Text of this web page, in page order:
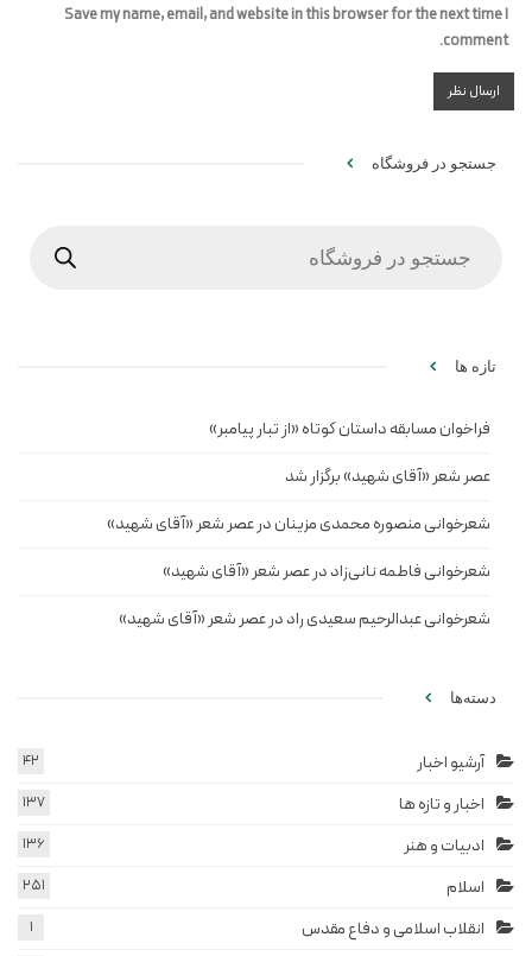
Save my name, email, and website in this browser for the next time I
comment.
جستجو در فروشگاه
تازه ها
فراخوان مسابقه داستان کوتاه «از تبار پیامبر»
عصر شعر «آقای شهید» برگزار شد
شعرخوانی منصوره محمدی مزینان در عصر شعر «آقای شهید»
شعرخوانی فاطمه نانی‌زاد در عصر شعر «آقای شهید»
شعرخوانی عبدالرحیم سعیدی راد در عصر شعر «آقای شهید»
دسته‌ها
آرشیو اخبار 42
اخبار و تازه ها 137
ادبیات و هنر 136
اسلام 251
انقلاب اسلامی و دفاع مقدس 1